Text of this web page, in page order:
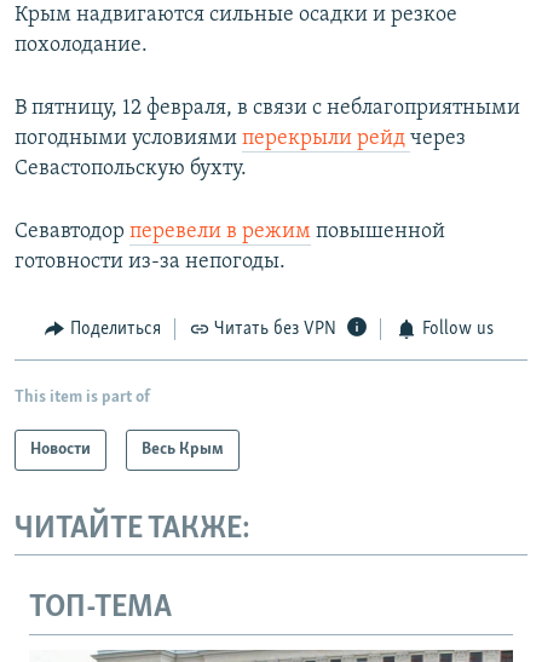
Крым надвигаются сильные осадки и резкое
похолодание.
В пятницу, 12 февраля, в связи с неблагоприятными
погодными условиями перекрыли рейд через
Севастопольскую бухту.
Севавтодор перевели в режим повышенной
готовности из-за непогоды.
Поделиться Читать без VPN Follow us
This item is part of
Новости Весь Крым
ЧИТАЙТЕ ТАКЖЕ:
ТОП-ТЕМА